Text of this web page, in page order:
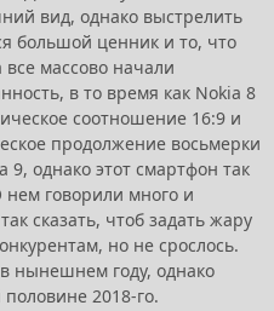
вид, однако выстрелить
большой ценник и то, что
массово начали
в то время как Nokia 8
соотношение 16:9 и
продолжение восьмерки
9, однако этот смартфон так
говорили много и
сказать, чтоб задать жару
но не срослось.
нынешнем году, однако
2018-го.